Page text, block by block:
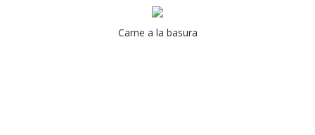
Carne a la basura